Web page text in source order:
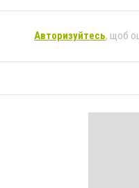
Авторизуйтесь, щоб